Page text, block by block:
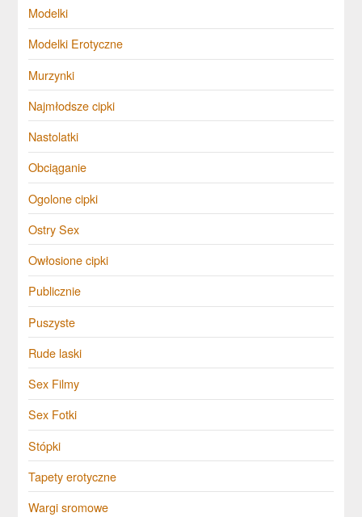
Modelki
Modelki Erotyczne
Murzynki
Najmłodsze cipki
Nastolatki
Obciąganie
Ogolone cipki
Ostry Sex
Owłosione cipki
Publicznie
Puszyste
Rude laski
Sex Filmy
Sex Fotki
Stópki
Tapety erotyczne
Wargi sromowe